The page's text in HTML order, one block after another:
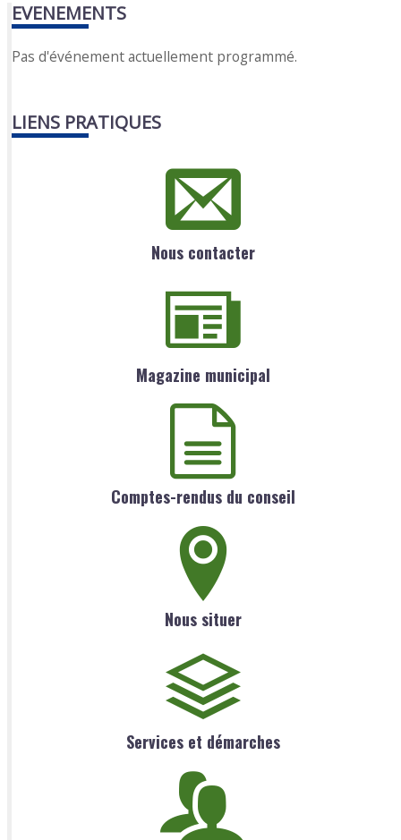
EVENEMENTS
Pas d'événement actuellement programmé.
LIENS PRATIQUES
Nous contacter
Magazine municipal
Comptes-rendus du conseil
Nous situer
Services et démarches